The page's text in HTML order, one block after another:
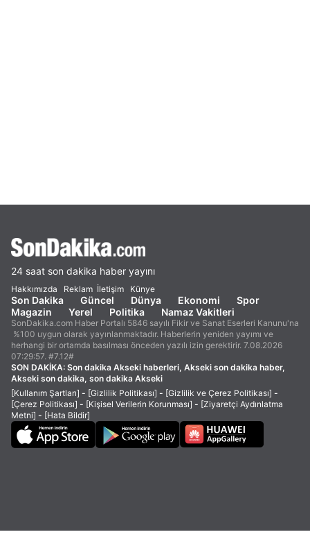
24 saat son dakika haber yayını
Hakkımızda Reklam İletişim Künye
Son Dakika Güncel Dünya Ekonomi
Spor
Magazin
Yerel Politika Namaz Vakitleri
SonDakika.com Haber Portalı 5846 sayılı Fikir ve Sanat Eserleri Kanunu'na
%100 uygun olarak yayınlanmaktadır. Haberlerin yeniden yayımı ve
herhangi bir ortamda basılması önceden yazılı izin gerektirir. 7.08.2026
07:29:57. #7.12#
SON DAKİKA: Son dakika Akseki haberleri, Akseki son dakika haber,
Akseki son dakika, son dakika Akseki
[Kullanım Şartları] - [Gizlilik Politikası] - [Gizlilik ve Çerez Politikası] -
[Çerez Politikası] - [Kişisel Verilerin Korunması] - [Ziyaretçi Aydınlatma
Metni] - [Hata Bildir]